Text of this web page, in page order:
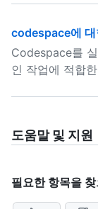
codespace에 대
Codespace를
인 작업에 적합
도움말 및 지원
필요한 항목을